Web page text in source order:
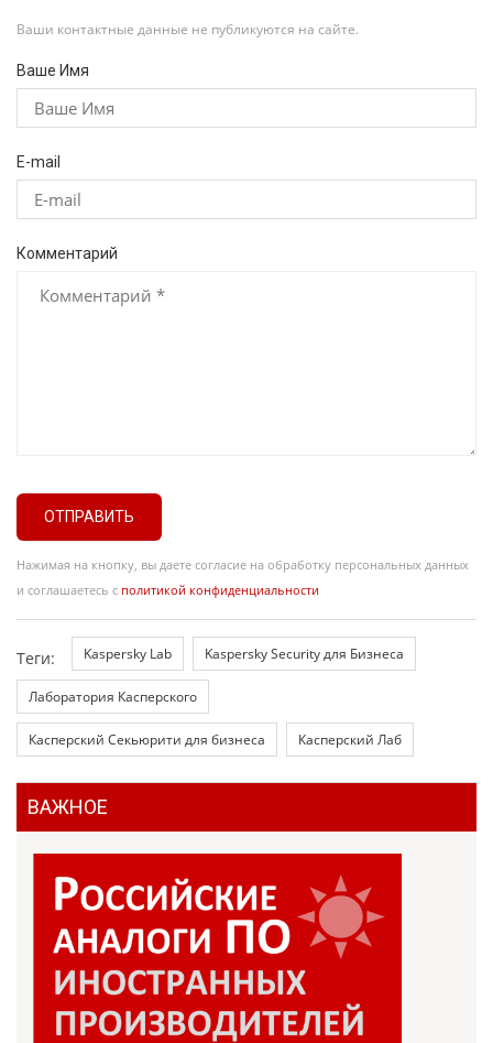
Ваши контактные данные не публикуются на сайте.
Ваше Имя
E-mail
Комментарий
ОТПРАВИТЬ
Нажимая на кнопку, вы даете согласие на обработку персональных данных
и соглашаетесь с политикой конфиденциальности
Теги: Kaspersky Lab Kaspersky Security для Бизнеса
Лаборатория Касперского
Касперский Секьюрити для бизнеса Касперский Лаб
ВАЖНОЕ